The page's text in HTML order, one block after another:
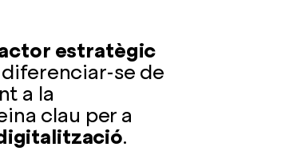
estratègic
se de
a la
clau per a
.